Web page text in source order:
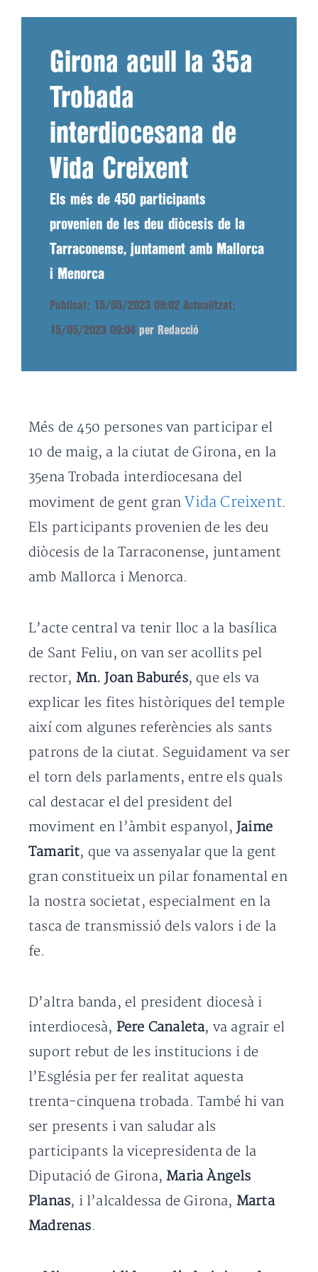
Girona acull la 35a
Trobada
interdiocesana de
Vida Creixent
Els més de 450 participants
provenien de les deu diòcesis de la
Tarraconense, juntament amb Mallorca
i Menorca
Publicat: 15/05/2023 09:02 Actualitzat:
15/05/2023 09:04 per Redacció
Més de 450 persones van participar el
10 de maig, a la ciutat de Girona, en la
35ena Trobada interdiocesana del
moviment de gent gran Vida Creixent.
Els participants provenien de les deu
diòcesis de la Tarraconense, juntament
amb Mallorca i Menorca.
L’acte central va tenir lloc a la basílica
de Sant Feliu, on van ser acollits pel
rector, Mn. Joan Baburés, que els va
explicar les fites històriques del temple
així com algunes referències als sants
patrons de la ciutat. Seguidament va ser
el torn dels parlaments, entre els quals
cal destacar el del president del
moviment en l’àmbit espanyol, Jaime
Tamarit, que va assenyalar que la gent
gran constitueix un pilar fonamental en
la nostra societat, especialment en la
tasca de transmissió dels valors i de la
fe.
D’altra banda, el president diocesà i
interdiocesà, Pere Canaleta, va agrair el
suport rebut de les institucions i de
l’Església per fer realitat aquesta
trenta-cinquena trobada. També hi van
ser presents i van saludar als
participants la vicepresidenta de la
Diputació de Girona,Maria Àngels
Planas, i l’alcaldessa de Girona, Marta
Madrenas.